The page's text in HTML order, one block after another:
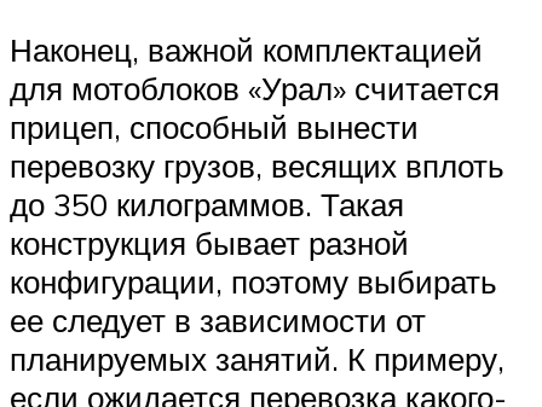
Наконец, важной комплектацией
для мотоблоков «Урал» считается
прицеп, способный вынести
перевозку грузов, весящих вплоть
до 350 килограммов. Такая
конструкция бывает разной
конфигурации, поэтому выбирать
ее следует в зависимости от
планируемых занятий. К примеру,
если ожидается перевозка какого-